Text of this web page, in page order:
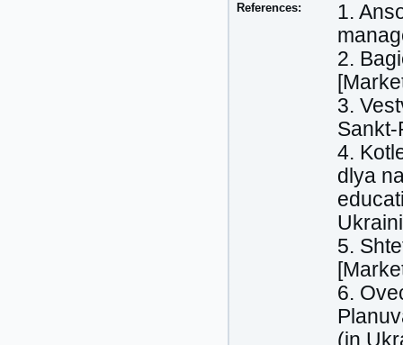
References:
1.
2.
3.
4.
dlya
5.
6.
(in